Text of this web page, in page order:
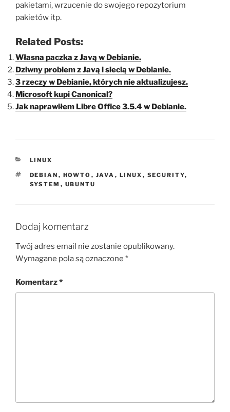
pakietami, wrzucenie do swojego repozytorium
pakietów itp.
Related Posts:
Własna paczka z Javą w Debianie.
Dziwny problem z Javą i siecią w Debianie.
3 rzeczy w Debianie, których nie aktualizujesz.
Microsoft kupi Canonical?
Jak naprawiłem Libre Office 3.5.4 w Debianie.
KATEGORIE
LINUX
TAGI
DEBIAN , HOWTO , JAVA , LINUX , SECURITY,
SYSTEM , UBUNTU
Dodaj komentarz
Twój adres email nie zostanie opublikowany.
Wymagane pola są oznaczone *
Komentarz*